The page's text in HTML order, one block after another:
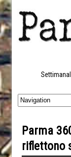
Parma
riflettono